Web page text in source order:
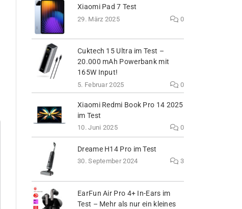
Xiaomi Pad 7 Test
29. März 2025 0
Cuktech 15 Ultra im Test –
20.000 mAh Powerbank mit
165W Input!
5. Februar 2025 0
Xiaomi Redmi Book Pro 14 2025
im Test
10. Juni 2025 0
Dreame H14 Pro im Test
30. September 2024 3
EarFun Air Pro 4+ In-Ears im
Test – Mehr als nur ein kleines